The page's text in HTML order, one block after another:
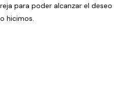
para poder alcanzar el deseo
hicimos.